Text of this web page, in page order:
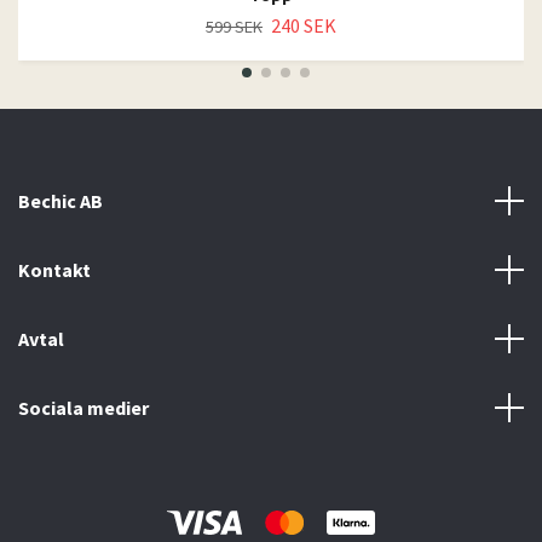
599 SEK 240 SEK
Bechic AB
Kontakt
Avtal
Sociala medier